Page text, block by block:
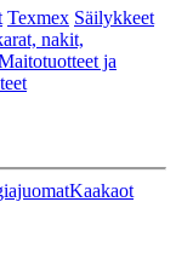
Texmex Säilykkeet
nakit,
ja
Kaakaot